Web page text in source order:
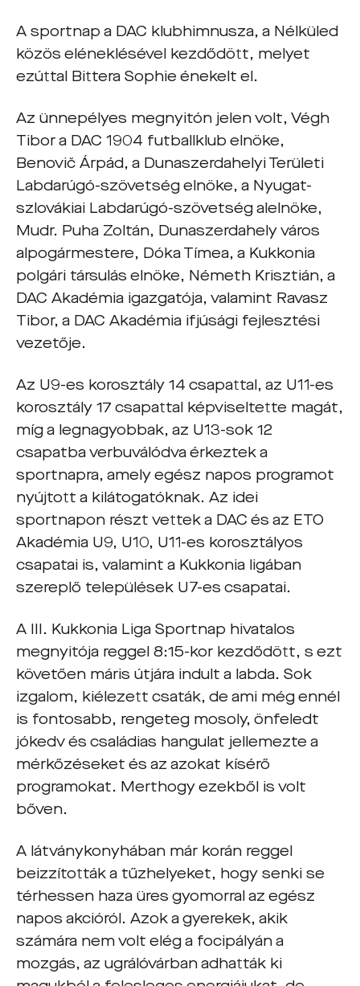
A sportnap a DAC klubhimnusza, a Nélküled
közös eléneklésével kezdődött, melyet
ezúttal Bittera Sophie énekelt el.
Az ünnepélyes megnyitón jelen volt, Végh
Tibor a DAC 1904 futballklub elnöke,
Benovič Árpád, a Dunaszerdahelyi Területi
Labdarúgó-szövetség elnöke, a Nyugat-
szlovákiai Labdarúgó-szövetség alelnöke,
Mudr. Puha Zoltán, Dunaszerdahely város
alpogármestere, Dóka Tímea, a Kukkonia
polgári társulás elnöke, Németh Krisztián, a
DAC Akadémia igazgatója, valamint Ravasz
Tibor, a DAC Akadémia ifjúsági fejlesztési
vezetője.
Az U9-es korosztály 14 csapattal, az U11-es
korosztály 17 csapattal képviseltette magát,
míg a legnagyobbak, az U13-sok 12
csapatba verbuválódva érkeztek a
sportnapra, amely egész napos programot
nyújtott a kilátogatóknak. Az idei
sportnapon részt vettek a DAC és az ETO
Akadémia U9, U10, U11-es korosztályos
csapatai is, valamint a Kukkonia ligában
szereplő települések U7-es csapatai.
A III. Kukkonia Liga Sportnap hivatalos
megnyitója reggel 8:15-kor kezdődött, s ezt
követően máris útjára indult a labda. Sok
izgalom, kiélezett csaták, de ami még ennél
is fontosabb, rengeteg mosoly, önfeledt
jókedv és családias hangulat jellemezte a
mérkőzéseket és az azokat kísérő
programokat. Merthogy ezekből is volt
bőven.
A látványkonyhában már korán reggel
beizzították a tűzhelyeket, hogy senki se
térhessen haza üres gyomorral az egész
napos akcióról. Azok a gyerekek, akik
számára nem volt elég a focipályán a
mozgás, az ugrálóvárban adhatták ki